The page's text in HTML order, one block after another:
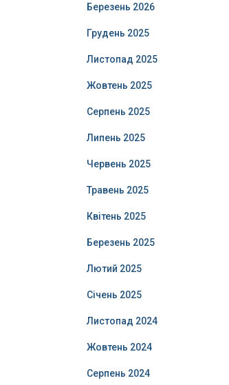
Березень 2026
Грудень 2025
Листопад 2025
Жовтень 2025
Серпень 2025
Липень 2025
Червень 2025
Травень 2025
Квітень 2025
Березень 2025
Лютий 2025
Січень 2025
Листопад 2024
Жовтень 2024
Серпень 2024